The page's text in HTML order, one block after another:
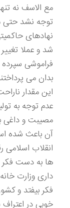
مع الاسف نه
توجه نشد حتی
نهادهای
شد و عملا
فراموشی
بدان می
این مقدار
عدم توجه به
مصیبت و داغی
آن باعث شده
انقلاب اسلامی
ها به دست فکر
داری وزارت
فکر بیفتد و